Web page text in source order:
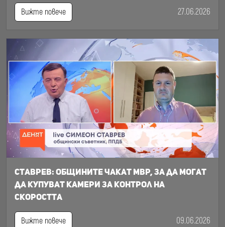
Вижте повече 27.06.2026
Ставрев: общините чакат МВР, за да могат
да купуват камери за контрол на
скоростта
Вижте повече 09.06.2026